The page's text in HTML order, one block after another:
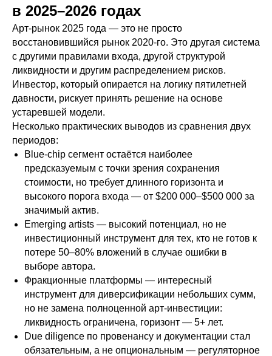
в 2025–2026 годах
Арт-рынок 2025 года — это не просто
восстановившийся рынок 2020-го. Это другая система
с другими правилами входа, другой структурой
ликвидности и другим распределением рисков.
Инвестор, который опирается на логику пятилетней
давности, рискует принять решение на основе
устаревшей модели.
Несколько практических выводов из сравнения двух
периодов:
Blue-chip сегмент остаётся наиболее
предсказуемым с точки зрения сохранения
стоимости, но требует длинного горизонта и
высокого порога входа — от $200 000–$500 000 за
значимый актив.
Emerging artists — высокий потенциал, но не
инвестиционный инструмент для тех, кто не готов к
потере 50–80% вложений в случае ошибки в
выборе автора.
Фракционные платформы — интересный
инструмент для диверсификации небольших сумм,
но не замена полноценной арт-инвестиции:
ликвидность ограничена, горизонт — 5+ лет.
Due diligence по провенансу и документации стал
обязательным, а не опциональным — регуляторное